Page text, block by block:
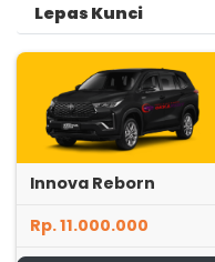
Lepas Kunci
Innova Reborn
Rp. 11.000.000